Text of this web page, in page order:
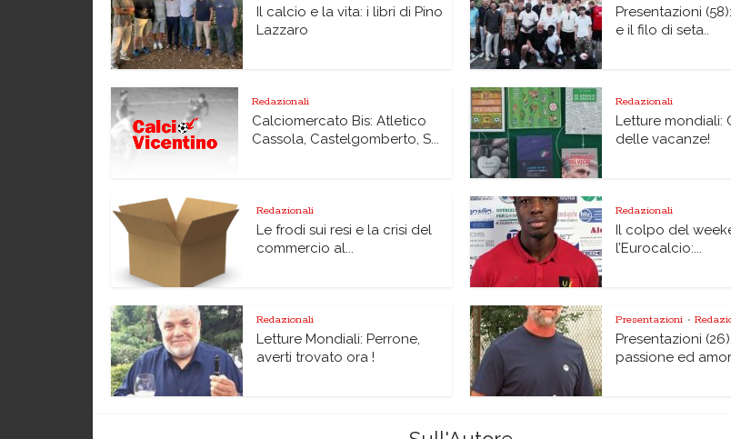
Il calcio e la vita: i libri di Pino
Lazzaro
Presentazioni
e il filo di seta..
Redazionali
Calciomercato Bis: Atletico
Cassola, Castelgomberto, S...
Redazionali
Letture mondiali:
delle vacanze!
Redazionali
Le frodi sui resi e la crisi del
commercio al...
Redazionali
Il colpo del
l’Eurocalcio:...
Redazionali
Letture Mondiali: Perrone,
averti trovato ora !
Presentazioni •
Presentazioni
passione ed